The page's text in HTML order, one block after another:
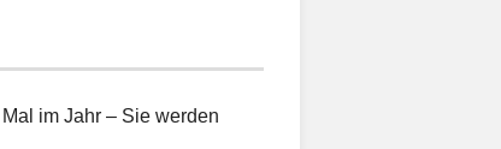
im Jahr – Sie werden